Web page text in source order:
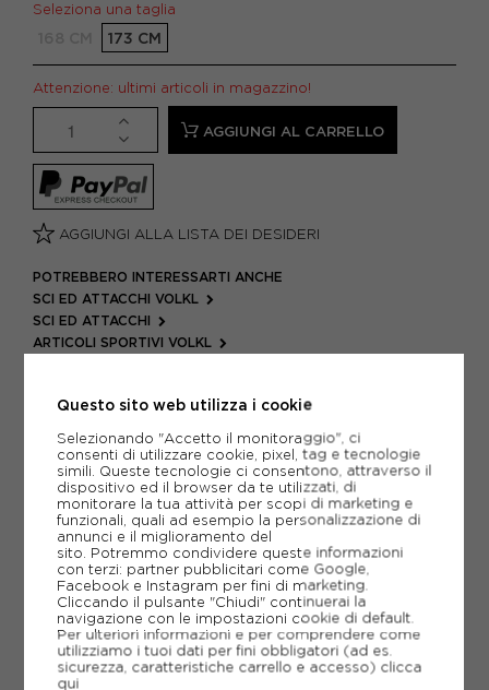
Seleziona una taglia
173 CM
Attenzione: ultimi articoli in magazzino!
AGGIUNGI AL CARRELLO
AGGIUNGI ALLA LISTA DEI DESIDERI
POTREBBERO INTERESSARTI ANCHE
SCI ED ATTACCHI VOLKL
SCI ED ATTACCHI
ARTICOLI SPORTIVI VOLKL
PIÙ INFORMAZIONI
SCHEDA TECNICA
GUIDA ALLE TAGLIE
CONSIGLIATI DA NOI
Questo sito web utilizza i cookie
Selezionando "Accetto il monitoraggio", ci
consenti di utilizzare cookie, pixel, tag e tecnologie
simili. Queste tecnologie ci consentono, attraverso il
dispositivo ed il browser da te utilizzati, di
monitorare la tua attività per scopi di marketing e
funzionali, quali ad esempio la personalizzazione di
annunci e il miglioramento del
sito. Potremmo condividere queste informazioni
con terzi: partner pubblicitari come Google,
Facebook e Instagram per fini di marketing.
Cliccando il pulsante "Chiudi" continuerai la
navigazione con le impostazioni cookie di default.
Per ulteriori informazioni e per comprendere come
utilizziamo i tuoi dati per fini obbligatori (ad es.
sicurezza, caratteristiche carrello e accesso) clicca
qui